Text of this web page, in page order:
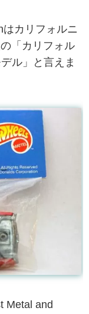
はカリフォルニ
「カリフォル
ル」と言えま
Metal and